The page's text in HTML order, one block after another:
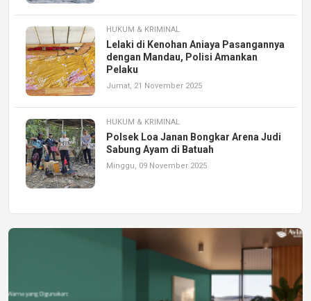
HUKUM & KRIMINAL
Lelaki di Kenohan Aniaya Pasangannya
dengan Mandau, Polisi Amankan
Pelaku
Jumat, 21 November 2025
HUKUM & KRIMINAL
Polsek Loa Janan Bongkar Arena Judi
Sabung Ayam di Batuah
Minggu, 09 November 2025